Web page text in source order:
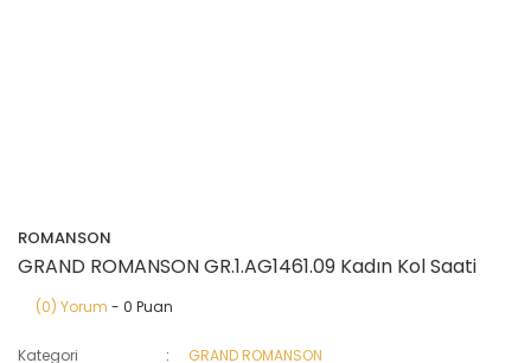
ROMANSON
GRAND ROMANSON GR.1.AG1461.09 Kadın Kol Saati
(0) Yorum - 0 Puan
Kategori
GRAND ROMANSON